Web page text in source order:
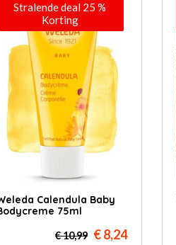
Stralende deal 25 %
Korting
Calendula Baby
75ml
€ 10,99 € 8,24